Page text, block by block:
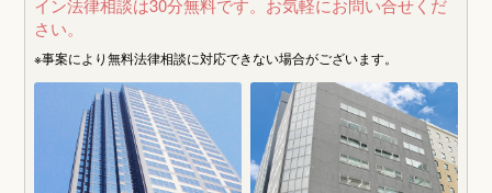
イン法律相談は30分無料です。 お気軽にお問い合せくだ
さい。
※事案により無料法律相談に対応できない場合がございます。